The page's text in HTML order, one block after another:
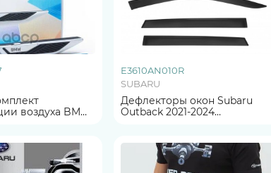
воздуха BMW
E3610AN010R
SUBARU
Дефлекторы окон Subaru
Outback 2021-2024